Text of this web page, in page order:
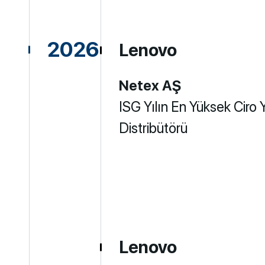
2026 Lenovo
Netex AŞ
ISG Yılın En Yüksek Ciro
Distribütörü
Lenovo